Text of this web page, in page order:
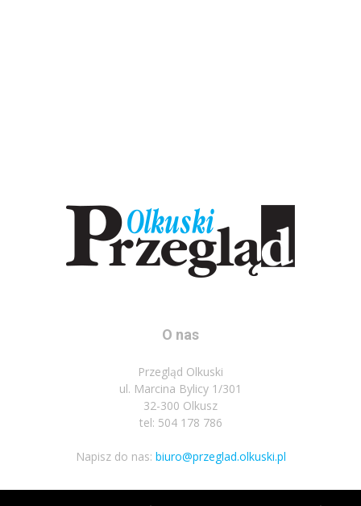
O nas
Przegląd Olkuski
ul. Marcina Bylicy 1/301
32-300 Olkusz
tel: 504 178 786
Napisz do nas: biuro@przeglad.olkuski.pl